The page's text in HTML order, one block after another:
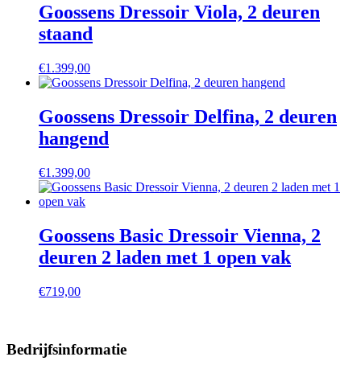
Goossens Dressoir Viola, 2 deuren
staand
€1.399,00
Goossens Dressoir Delfina, 2 deuren
hangend
€1.399,00
Goossens Basic Dressoir Vienna, 2
deuren 2 laden met 1 open vak
€719,00
Bedrijfsinformatie